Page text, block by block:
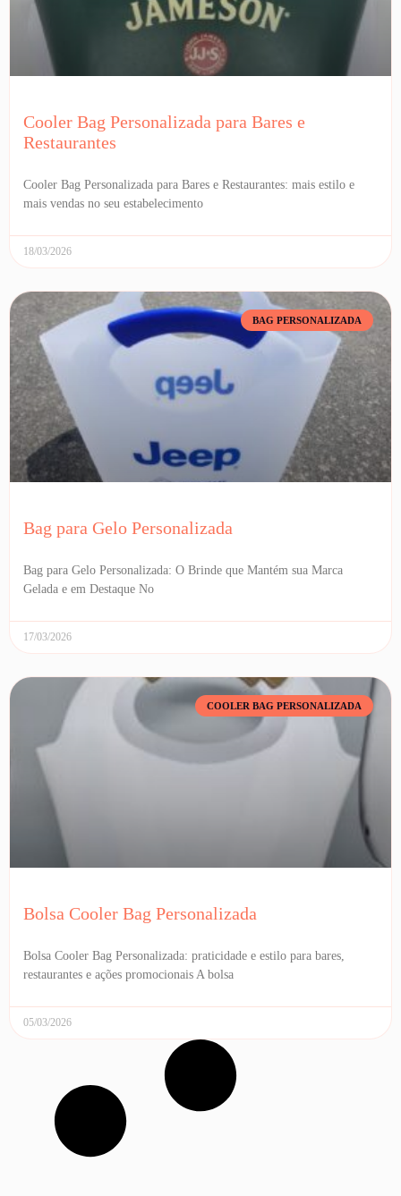
Cooler Bag Personalizada para Bares e
Restaurantes
Cooler Bag Personalizada para Bares e Restaurantes: mais estilo e
mais vendas no seu estabelecimento
18/03/2026
BAG PERSONALIZADA
Bag para Gelo Personalizada
Bag para Gelo Personalizada: O Brinde que Mantém sua Marca
Gelada e em Destaque No
17/03/2026
COOLER BAG PERSONALIZADA
Bolsa Cooler Bag Personalizada
Bolsa Cooler Bag Personalizada: praticidade e estilo para bares,
restaurantes e ações promocionais A bolsa
05/03/2026